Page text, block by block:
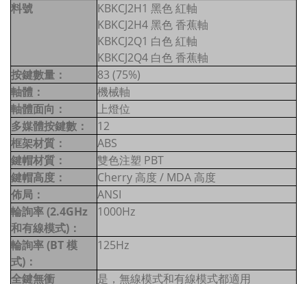
料號
KBKCJ2H1 黑色 紅軸
KBKCJ2H4 黑色 香蕉軸
KBKCJ2Q1 白色 紅軸
KBKCJ2Q4 白色 香蕉軸
按鍵數量：
83 (75%)
軸體：
機械軸
軸體面向：
上燈位
多媒體按鍵數：
12
框架材質：
ABS
鍵帽材質：
雙色注塑 PBT
鍵帽高度：
Cherry 高度 / MDA 高度
佈局：
ANSI
輪詢率 (2.4GHz
和有線模式)：
1000Hz
輪詢率 (BT 模
式)：
125Hz
全鍵無衝
是，無線模式和有線模式都適用